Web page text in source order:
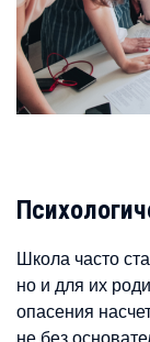
Школа часто
но и для их
опасения
не без